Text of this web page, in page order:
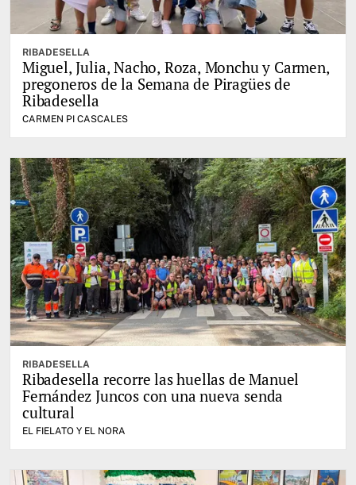
RIBADESELLA
Miguel, Julia, Nacho, Roza, Monchu y Carmen,
pregoneros de la Semana de Piragües de
Ribadesella
CARMEN PI CASCALES
RIBADESELLA
Ribadesella recorre las huellas de Manuel
Fernández Juncos con una nueva senda
cultural
EL FIELATO Y EL NORA